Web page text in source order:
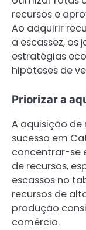
recursos e
Ao adquirir
a escassez, os
estratégias
hipóteses de
Priorizar a
A aquisição
sucesso em
concentrar-se
de recursos,
escassos no
recursos de
produção
comércio.